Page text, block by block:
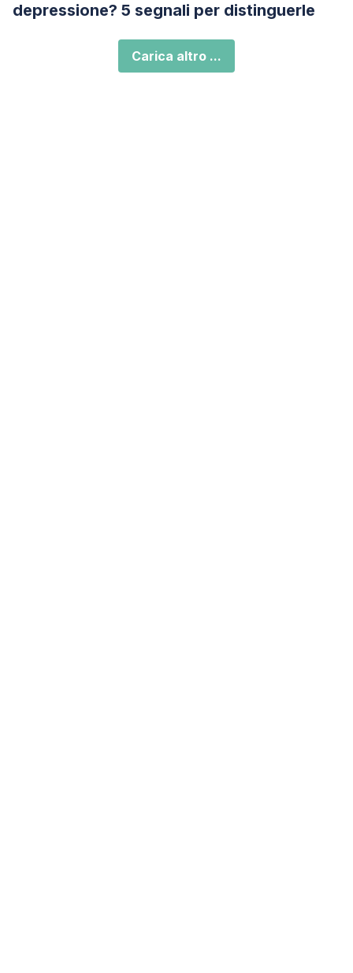
depressione? 5 segnali per distinguerle
Carica altro ...